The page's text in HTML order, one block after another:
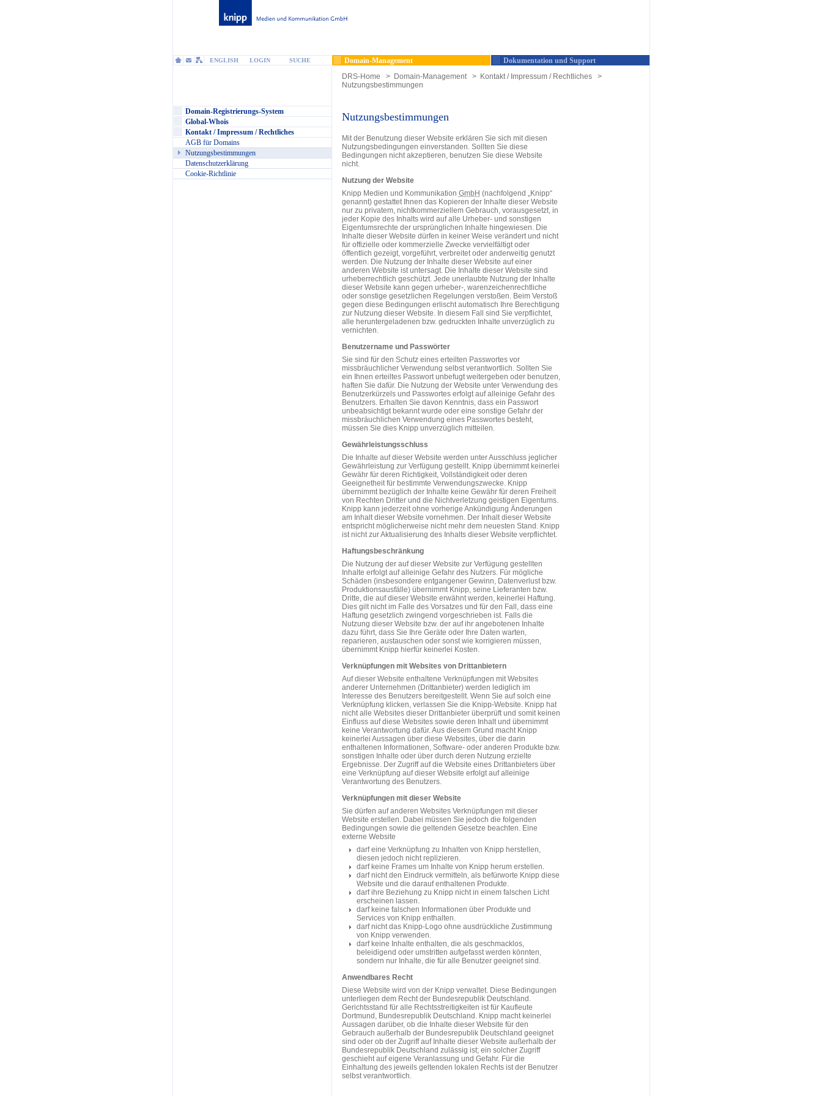
ENGLISH LOGIN SUCHE Domain-Management
Dokumentation und Support
DRS-Home
> Domain-Management > Kontakt / Impressum / Rechtliches
>
Nutzungsbestimmungen
Domain-Registrierungs-System
Global-Whois
Kontakt / Impressum / Rechtliches
AGB für Domains
Nutzungsbestimmungen
Datenschutzerklärung
Cookie-Richtlinie
Nutzungsbestimmungen
Mit der Benutzung dieser Website erklären Sie sich mit diesen
Nutzungsbedingungen einverstanden. Sollten Sie diese
Bedingungen nicht akzeptieren, benutzen Sie diese Website
nicht.
Nutzung der Website
Knipp Medien und Kommunikation GmbH (nachfolgend „Knipp“
genannt) gestattet Ihnen das Kopieren der Inhalte dieser Website
nur zu privatem, nichtkommerziellem Gebrauch, vorausgesetzt, in
jeder Kopie des Inhalts wird auf alle Urheber- und sonstigen
Eigentumsrechte der ursprünglichen Inhalte hingewiesen. Die
Inhalte dieser Website dürfen in keiner Weise verändert und nicht
für offizielle oder kommerzielle Zwecke vervielfältigt oder
öffentlich gezeigt, vorgeführt, verbreitet oder anderweitig genutzt
werden. Die Nutzung der Inhalte dieser Website auf einer
anderen Website ist untersagt. Die Inhalte dieser Website sind
urheberrechtlich geschützt. Jede unerlaubte Nutzung der Inhalte
dieser Website kann gegen urheber-, warenzeichenrechtliche
oder sonstige gesetzlichen Regelungen verstoßen. Beim Verstoß
gegen diese Bedingungen erlischt automatisch Ihre Berechtigung
zur Nutzung dieser Website. In diesem Fall sind Sie verpflichtet,
alle heruntergeladenen bzw. gedruckten Inhalte unverzüglich zu
vernichten.
Benutzername und Passwörter
Sie sind für den Schutz eines erteilten Passwortes vor
missbräuchlicher Verwendung selbst verantwortlich. Sollten Sie
ein Ihnen erteiltes Passwort unbefugt weitergeben oder benutzen,
haften Sie dafür. Die Nutzung der Website unter Verwendung des
Benutzerkürzels und Passwortes erfolgt auf alleinige Gefahr des
Benutzers. Erhalten Sie davon Kenntnis, dass ein Passwort
unbeabsichtigt bekannt wurde oder eine sonstige Gefahr der
missbräuchlichen Verwendung eines Passwortes besteht,
müssen Sie dies Knipp unverzüglich mitteilen.
Gewährleistungsschluss
Die Inhalte auf dieser Website werden unter Ausschluss jeglicher
Gewährleistung zur Verfügung gestellt. Knipp übernimmt keinerlei
Gewähr für deren Richtigkeit, Vollständigkeit oder deren
Geeignetheit für bestimmte Verwendungszwecke. Knipp
übernimmt bezüglich der Inhalte keine Gewähr für deren Freiheit
von Rechten Dritter und die Nichtverletzung geistigen Eigentums.
Knipp kann jederzeit ohne vorherige Ankündigung Änderungen
am Inhalt dieser Website vornehmen. Der Inhalt dieser Website
entspricht möglicherweise nicht mehr dem neuesten Stand. Knipp
ist nicht zur Aktualisierung des Inhalts dieser Website verpflichtet.
Haftungsbeschränkung
Die Nutzung der auf dieser Website zur Verfügung gestellten
Inhalte erfolgt auf alleinige Gefahr des Nutzers. Für mögliche
Schäden (insbesondere entgangener Gewinn, Datenverlust bzw.
Produktionsausfälle) übernimmt Knipp, seine Lieferanten bzw.
Dritte, die auf dieser Website erwähnt werden, keinerlei Haftung.
Dies gilt nicht im Falle des Vorsatzes und für den Fall, dass eine
Haftung gesetzlich zwingend vorgeschrieben ist. Falls die
Nutzung dieser Website bzw. der auf ihr angebotenen Inhalte
dazu führt, dass Sie Ihre Geräte oder Ihre Daten warten,
reparieren, austauschen oder sonst wie korrigieren müssen,
übernimmt Knipp hierfür keinerlei Kosten.
Verknüpfungen mit Websites von Drittanbietern
Auf dieser Website enthaltene Verknüpfungen mit Websites
anderer Unternehmen (Drittanbieter) werden lediglich im
Interesse des Benutzers bereitgestellt. Wenn Sie auf solch eine
Verknüpfung klicken, verlassen Sie die Knipp-Website. Knipp hat
nicht alle Websites dieser Drittanbieter überprüft und somit keinen
Einfluss auf diese Websites sowie deren Inhalt und übernimmt
keine Verantwortung dafür. Aus diesem Grund macht Knipp
keinerlei Aussagen über diese Websites, über die darin
enthaltenen Informationen, Software- oder anderen Produkte bzw.
sonstigen Inhalte oder über durch deren Nutzung erzielte
Ergebnisse. Der Zugriff auf die Website eines Drittanbieters über
eine Verknüpfung auf dieser Website erfolgt auf alleinige
Verantwortung des Benutzers.
Verknüpfungen mit dieser Website
Sie dürfen auf anderen Websites Verknüpfungen mit dieser
Website erstellen. Dabei müssen Sie jedoch die folgenden
Bedingungen sowie die geltenden Gesetze beachten. Eine
externe Website
darf eine Verknüpfung zu Inhalten von Knipp herstellen,
diesen jedoch nicht replizieren.
darf keine Frames um Inhalte von Knipp herum erstellen.
darf nicht den Eindruck vermitteln, als befürworte Knipp diese
Website und die darauf enthaltenen Produkte.
darf ihre Beziehung zu Knipp nicht in einem falschen Licht
erscheinen lassen.
darf keine falschen Informationen über Produkte und
Services von Knipp enthalten.
darf nicht das Knipp-Logo ohne ausdrückliche Zustimmung
von Knipp verwenden.
darf keine Inhalte enthalten, die als geschmacklos,
beleidigend oder umstritten aufgefasst werden könnten,
sondern nur Inhalte, die für alle Benutzer geeignet sind.
Anwendbares Recht
Diese Website wird von der Knipp verwaltet. Diese Bedingungen
unterliegen dem Recht der Bundesrepublik Deutschland.
Gerichtsstand für alle Rechtsstreitigkeiten ist für Kaufleute
Dortmund, Bundesrepublik Deutschland. Knipp macht keinerlei
Aussagen darüber, ob die Inhalte dieser Website für den
Gebrauch außerhalb der Bundesrepublik Deutschland geeignet
sind oder ob der Zugriff auf Inhalte dieser Website außerhalb der
Bundesrepublik Deutschland zulässig ist; ein solcher Zugriff
geschieht auf eigene Veranlassung und Gefahr. Für die
Einhaltung des jeweils geltenden lokalen Rechts ist der Benutzer
selbst verantwortlich.